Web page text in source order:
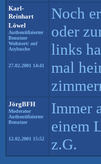
Karl-
Reinhart
Löwel
Authentifizierter
Benutzer
Wohnort: auf
Asylsuche
27.02.2001 14:41
Noch
oder
links
mal
JörgBFH
Moderator
Authentifizierter
Benutzer
12.02.2001 15:52
Immer
einem
z.G.